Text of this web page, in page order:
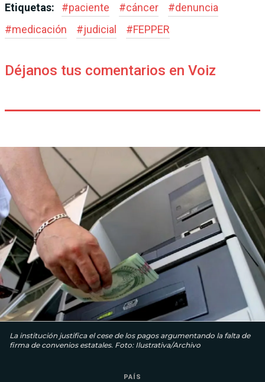
Etiquetas: #paciente #cáncer #denuncia
#medicación #judicial #FEPPER
Déjanos tus comentarios en Voiz
La institución justifica el cese de los pagos argumentando la falta de
firma de convenios estatales. Foto: Ilustrativa/Archivo
PAÍS